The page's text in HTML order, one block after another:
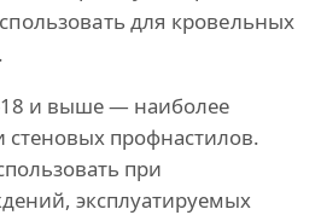
для кровельных
и выше — наиболее
стеновых профнастилов.
при
эксплуатируемых